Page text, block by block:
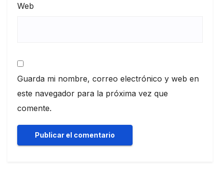
Web
Guarda mi nombre, correo electrónico y web en
este navegador para la próxima vez que
comente.